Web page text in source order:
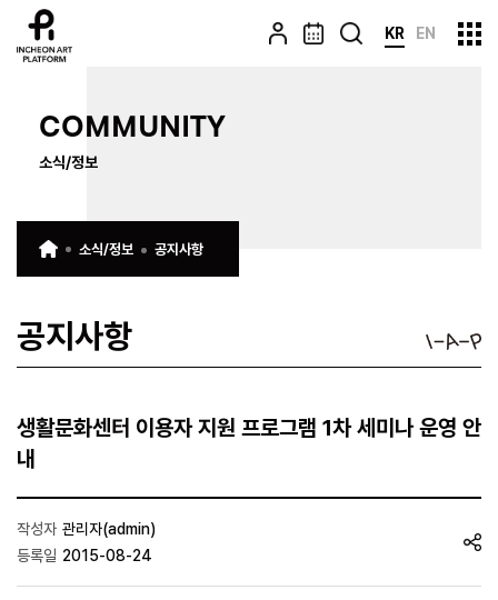
KR EN
COMMUNITY
소식/정보
소식/정보 공지사항
공지사항
생활문화센터 이용자 지원 프로그램 1차 세미나 운영 안
내
작성자 관리자(admin)
등록일 2015-08-24